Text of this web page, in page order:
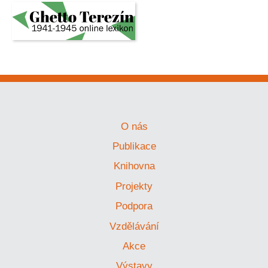
O nás
Publikace
Knihovna
Projekty
Podpora
Vzdělávání
Akce